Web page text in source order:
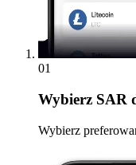
01
Wybierz SAR
Wybierz